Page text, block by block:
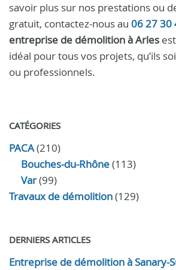
savoir plus sur nos prestations ou
gratuit, contactez-nous au 06 27 30
entreprise de démolition à Arles
idéal pour tous vos projets, qu’ils
ou professionnels.
CATÉGORIES
PACA(210)
Bouches-du-Rhône(113)
Var(99)
Travaux de démolition(129)
DERNIERS ARTICLES
Entreprise de démolition à Sanary-